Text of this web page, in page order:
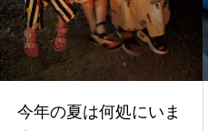
今年の夏は何処にいま